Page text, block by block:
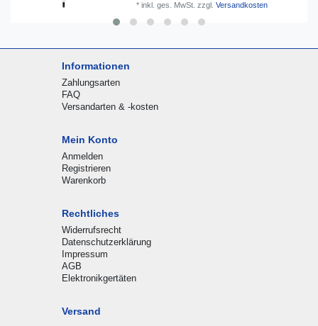
* inkl. ges. MwSt. zzgl. Versandkosten
Informationen
Zahlungsarten
FAQ
Versandarten & -kosten
Mein Konto
Anmelden
Registrieren
Warenkorb
Rechtliches
Widerrufsrecht
Datenschutzerklärung
Impressum
AGB
Elektronikgertäten
Versand